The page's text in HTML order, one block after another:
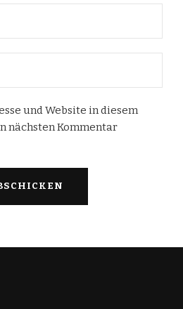
und Website in diesem
nächsten Kommentar